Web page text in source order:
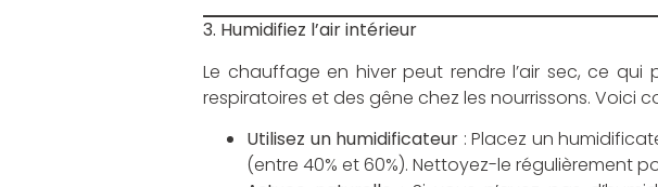
3. Humidifiez l’air intérieur
Le chauffage en hiver peut rendre l’air sec, ce
respiratoires et des gêne chez les nourrissons. Voici
Utilisez un humidificateur : Placez un
(entre 40% et 60%). Nettoyez-le régulièrement